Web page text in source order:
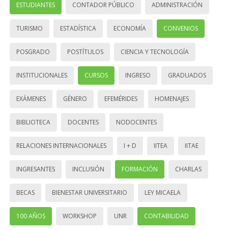
ESTUDIANTES CONTADOR PÚBLICO ADMINISTRACIÓN
TURISMO ESTADÍSTICA ECONOMÍA CONVENIOS
POSGRADO POSTÍTULOS CIENCIA Y TECNOLOGÍA
INSTITUCIONALES CURSOS INGRESO GRADUADOS
EXÁMENES GÉNERO EFEMÉRIDES HOMENAJES
BIBLIOTECA DOCENTES NODOCENTES
RELACIONES INTERNACIONALES I + D IITEA IITAE
INGRESANTES INCLUSIÓN FORMACIÓN CHARLAS
BECAS BIENESTAR UNIVERSITARIO LEY MICAELA
100 AÑOS WORKSHOP UNR CONTABILIDAD